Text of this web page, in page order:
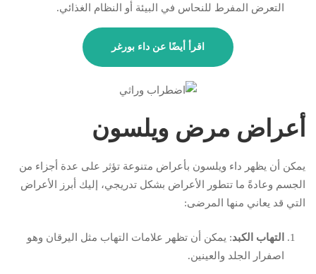
التعرض المفرط للنحاس في البيئة أو النظام الغذائي.
اقرأ أيضًا عن داء بورغر
أعراض مرض ويلسون
يمكن أن يظهر داء ويلسون بأعراض متنوعة تؤثر على عدة أجزاء من
الجسم وعادةً ما تتطور الأعراض بشكل تدريجي، إليك أبرز الأعراض
التي قد يعاني منها المرضى:
التهاب الكبد: يمكن أن تظهر علامات التهاب مثل اليرقان وهو
اصفرار الجلد والعينين.